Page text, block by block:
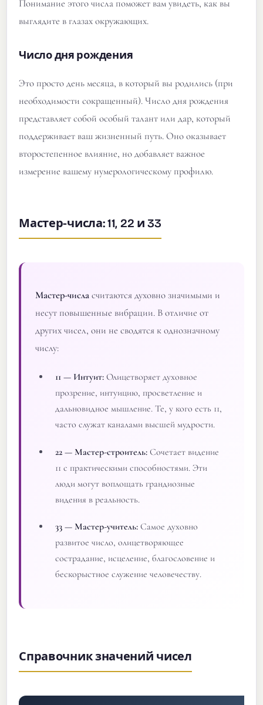
Понимание этого числа поможет вам увидеть, как вы
выглядите в глазах окружающих.
Число дня рождения
Это просто день месяца, в который вы родились (при
необходимости сокращенный). Число дня рождения
представляет собой особый талант или дар, который
поддерживает ваш жизненный путь. Оно оказывает
второстепенное влияние, но добавляет важное
измерение вашему нумерологическому профилю.
Мастер-числа: 11, 22 и 33
Мастер-числасчитаются духовно значимыми и
несут повышенные вибрации. В отличие от
других чисел, они не сводятся к однозначному
числу:
11 — Интуит: Олицетворяет духовное
прозрение, интуицию, просветление и
дальновидное мышление. Те, у кого есть 11,
часто служат каналами высшей мудрости.
22 — Мастер-строитель: Сочетает видение
11 с практическими способностями. Эти
люди могут воплощать грандиозные
видения в реальность.
33 — Мастер-учитель: Самое духовно
развитое число, олицетворяющее
сострадание, исцеление, благословение и
бескорыстное служение человечеству.
Справочник значений чисел